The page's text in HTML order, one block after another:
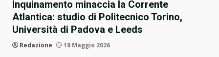
Inquinamento minaccia la Corrente
Atlantica: studio di Politecnico Torino,
Università di Padova e Leeds
Redazione 18 Maggio 2026